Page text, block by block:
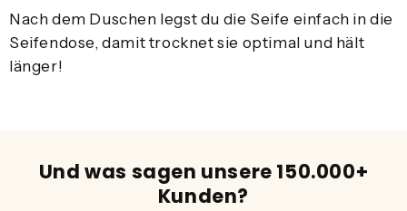
Nach dem Duschen legst du die Seife einfach in die
Seifendose, damit trocknet sie optimal und hält
länger!
Und was sagen unsere 150.000+
Kunden?